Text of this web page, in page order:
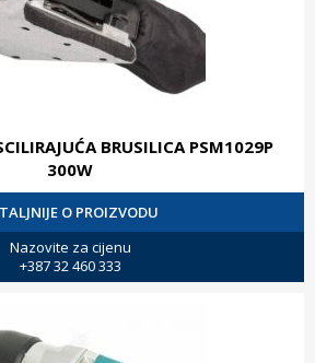
BRUSILICA PSM1029P
300W
O PROIZVODU
Nazovite za cijenu
+387 32 460 333